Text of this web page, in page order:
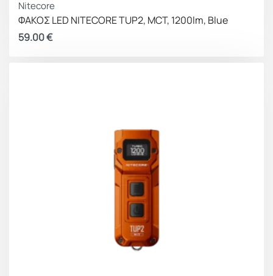
Περιλαμβάνεται λουράκι μεταφοράς
Nitecore
ΦΑΚΟΣ LED NITECORE TUP2, MCT, 1200lm, Blue
59.00€